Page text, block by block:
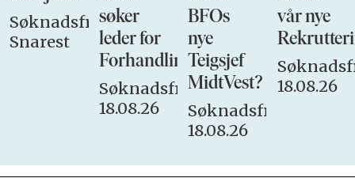
Søknadsfrist:
Snarest
søker
leder for
Forhandlingsutvalget
Søknadsfrist:
18.08.26
BFOs
nye
Teigsjef
MidtVest?
Søknadsfrist:
18.08.26
vår nye
18.08.26